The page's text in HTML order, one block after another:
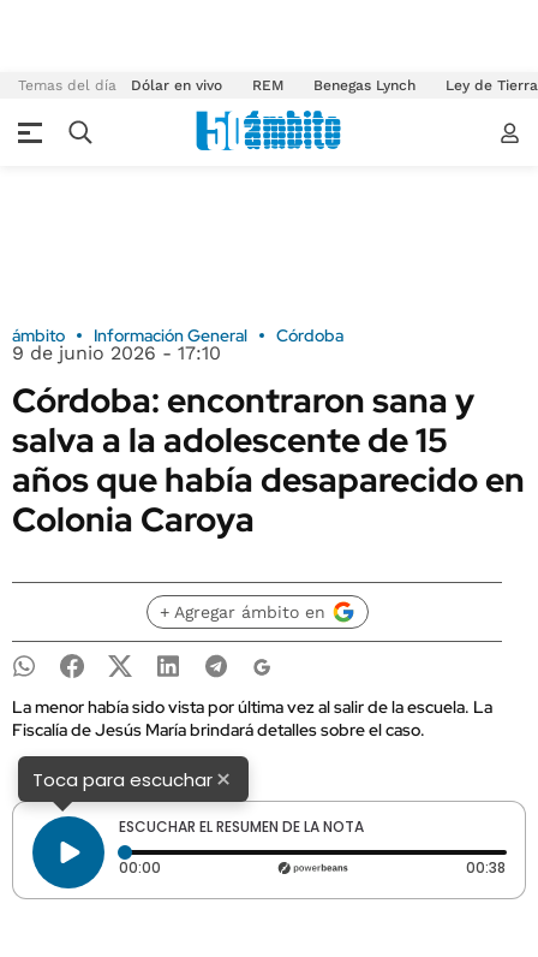
Temas del día Dólar en vivo REM Benegas Lynch Ley de
ámbito Información General Córdoba
9 de junio 2026 - 17:10
Córdoba: encontraron sana y
salva a la adolescente de 15
años que había desaparecido en
Colonia Caroya
+ Agregar ámbito en
La menor había sido vista por última vez al salir de la escuela. La
Fiscalía de Jesús María brindará detalles sobre el caso.
Toca para escuchar×
ESCUCHAR EL RESUMEN DE LA NOTA
00:00 Tiempo transcurrido: 0 segundos 00:38